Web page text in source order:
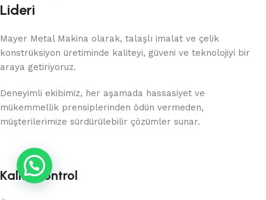
Lideri
Mayer Metal Makina olarak, talaşlı imalat ve çelik
konstrüksiyon üretiminde kaliteyi, güveni ve teknolojiyi bir
araya getiriyoruz.
Deneyimli ekibimiz, her aşamada hassasiyet ve
mükemmellik prensiplerinden ödün vermeden,
müşterilerimize sürdürülebilir çözümler sunar.
Kalite Kontrol